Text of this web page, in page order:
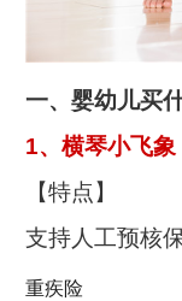
一、婴幼儿买
1、横琴小飞
【特点】
支持人工预核
留下记录，影
重疾险